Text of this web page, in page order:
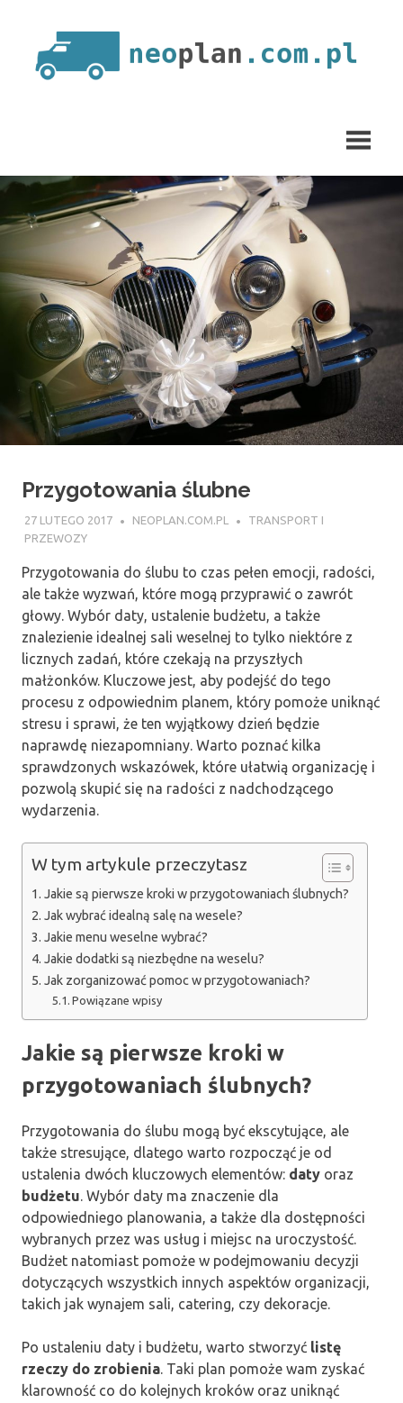
content
Przygotowania ślubne
27 LUTEGO 2017 NEOPLAN.COM.PL
TRANSPORT I
PRZEWOZY
Przygotowania do ślubu to czas pełen emocji, radości,
ale także wyzwań, które mogą przyprawić o zawrót
głowy. Wybór daty, ustalenie budżetu, a także
znalezienie idealnej sali weselnej to tylko niektóre z
licznych zadań, które czekają na przyszłych
małżonków. Kluczowe jest, aby podejść do tego
procesu z odpowiednim planem, który pomoże uniknąć
stresu i sprawi, że ten wyjątkowy dzień będzie
naprawdę niezapomniany. Warto poznać kilka
sprawdzonych wskazówek, które ułatwią organizację i
pozwolą skupić się na radości z nadchodzącego
wydarzenia.
W tym artykule przeczytasz
Jakie są pierwsze kroki w przygotowaniach ślubnych?
Jak wybrać idealną salę na wesele?
Jakie menu weselne wybrać?
Jakie dodatki są niezbędne na weselu?
Jak zorganizować pomoc w przygotowaniach?
Powiązane wpisy
Jakie są pierwsze kroki w
przygotowaniach ślubnych?
Przygotowania do ślubu mogą być ekscytujące, ale
także stresujące, dlatego warto rozpocząć je od
ustalenia dwóch kluczowych elementów: daty oraz
budżetu. Wybór daty ma znaczenie dla
odpowiedniego planowania, a także dla dostępności
wybranych przez was usług i miejsc na uroczystość.
Budżet natomiast pomoże w podejmowaniu decyzji
dotyczących wszystkich innych aspektów organizacji,
takich jak wynajem sali, catering, czy dekoracje.
Po ustaleniu daty i budżetu, warto stworzyć listę
rzeczy do zrobienia. Taki plan pomoże wam zyskać
klarowność co do kolejnych kroków oraz uniknąć